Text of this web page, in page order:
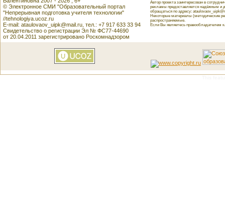
© Электронное СМИ "Образовательный портал
"Непрерывная подготовка учителя технологии"
//tehnologiya.ucoz.ru
E-mail: ataulovaov_uipk@mail.ru, тел.: +7 917 633 33 94
Свидетельство о регистрации Эл № ФС77-44690
от 20.04.2011 зарегистрировано Роскомнадзором
Автор проекта заинтересован в
рекламы предоставляется надёжным и
обращаться по адресу:
Некоторые материалы (методические
распространяемые.
Если Вы являетесь правообладателем